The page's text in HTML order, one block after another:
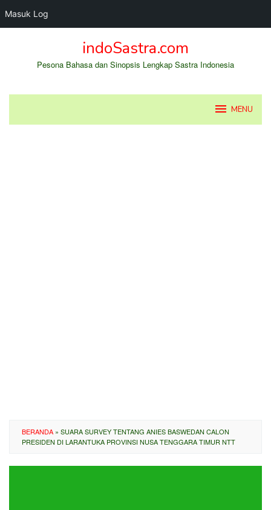
Masuk Log
indoSastra.com
Pesona Bahasa dan Sinopsis Lengkap Sastra Indonesia
MENU
BERANDA » SUARA SURVEY TENTANG ANIES BASWEDAN CALON
PRESIDEN DI LARANTUKA PROVINSI NUSA TENGGARA TIMUR NTT